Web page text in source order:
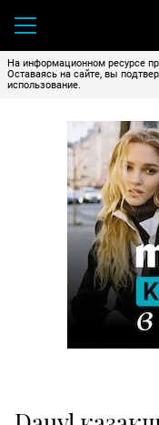
На информационном ресурсе
Оставаясь на сайте, вы
использование.